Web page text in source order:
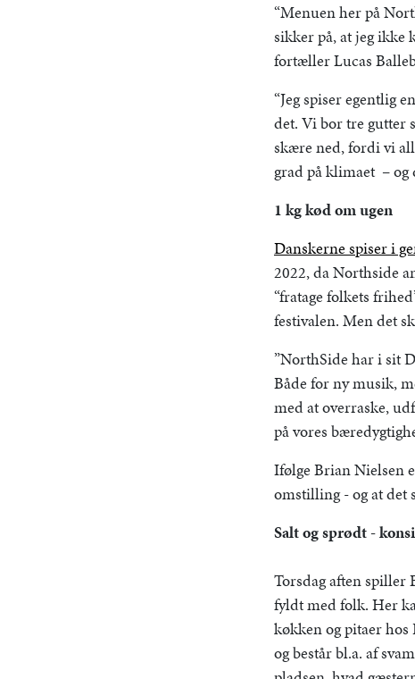
“Menuen her på
sikker på, at jeg ikke
fortæller Lucas
“Jeg spiser egentlig
det. Vi bor tre gutter
skære ned, fordi vi
grad på klimaet – og
1 kg kød om ugen
Danskerne spiser i
2022, da Northside
“fratage folkets
festivalen. Men det
”NorthSide har i sit
Både for ny musik,
med at overraske,
på vores
Ifølge Brian Nielsen
omstilling - og at det
Salt og sprødt -
Torsdag aften spiller
fyldt med folk. Her
køkken og pitaer
og består bl.a. af